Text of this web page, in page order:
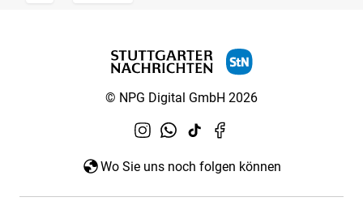
© NPG Digital GmbH 2026
Wo Sie uns noch folgen können